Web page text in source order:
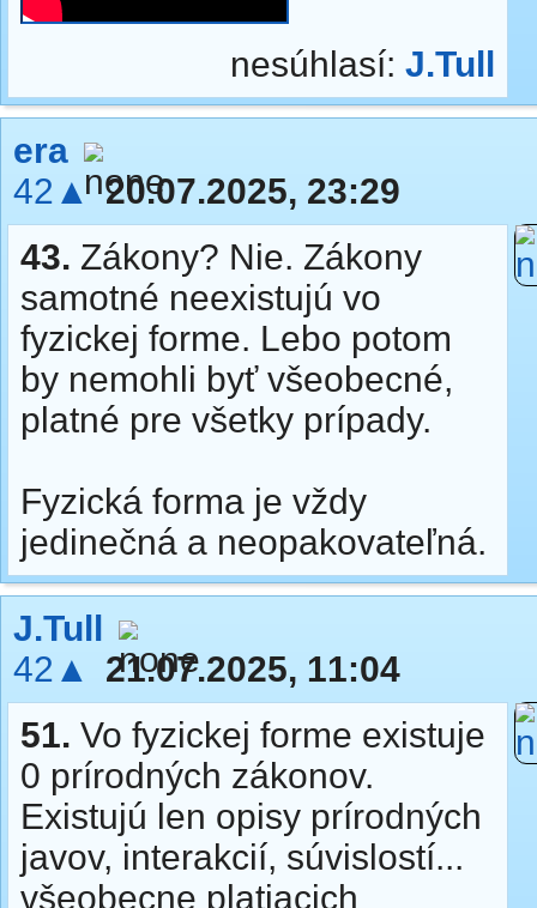
nesúhlasí: J.Tull
era
42▲ 20.07.2025, 23:29
43. Zákony? Nie. Zákony
samotné neexistujú vo
fyzickej forme. Lebo potom
by nemohli byť všeobecné,
platné pre všetky prípady.
Fyzická forma je vždy
jedinečná a neopakovateľná.
J.Tull
42▲
21.07.2025, 11:04
51. Vo fyzickej forme existuje
0 prírodných zákonov.
Existujú len opisy prírodných
javov, interakcií, súvislostí...
všeobecne platiacich